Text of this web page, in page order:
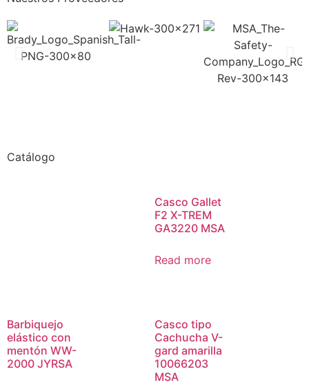
Catálogo
Casco Gallet
F2 X-TREM
GA3220 MSA
Read more
Barbiquejo
elástico con
mentón WW-
2000 JYRSA
Casco tipo
Cachucha V-
gard amarilla
10066203
MSA